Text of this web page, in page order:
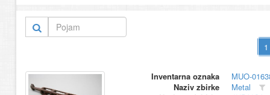
Inventarna oznaka
MUO-
Naziv zbirke
Metal